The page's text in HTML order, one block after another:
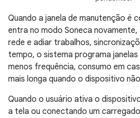
Quando a janela de manutenção é
entra no modo Soneca
rede e adiar trabalhos,
tempo, o sistema programa
menos frequência, consumo em
mais longa quando o dispositivo
Quando o usuário ativa o
a tela ou conectando um